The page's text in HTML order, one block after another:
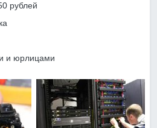
рублей
и юрлицами